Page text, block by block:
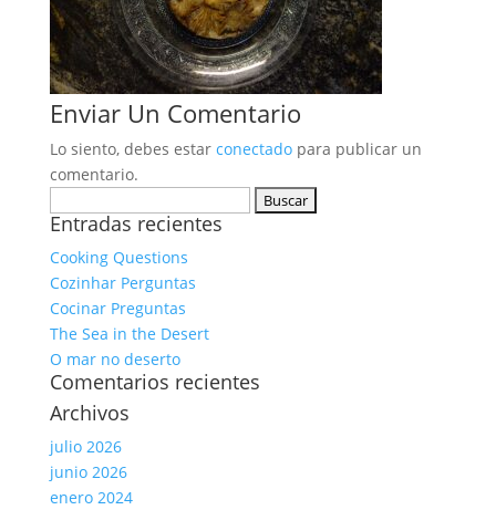
Enviar Un Comentario
Lo siento, debes estar conectadopara publicar un
comentario.
Entradas recientes
Cooking Questions
Cozinhar Perguntas
Cocinar Preguntas
The Sea in the Desert
O mar no deserto
Comentarios recientes
Archivos
julio 2026
junio 2026
enero 2024